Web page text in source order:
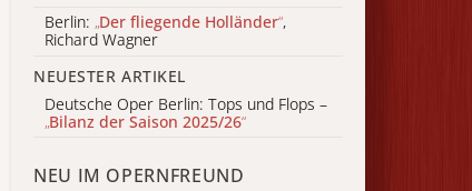
Berlin: „Der fliegende Holländer“,
Richard Wagner
NEUESTER ARTIKEL
Deutsche Oper Berlin: Tops und Flops –
„Bilanz der Saison 2025/26“
NEU IM OPERNFREUND